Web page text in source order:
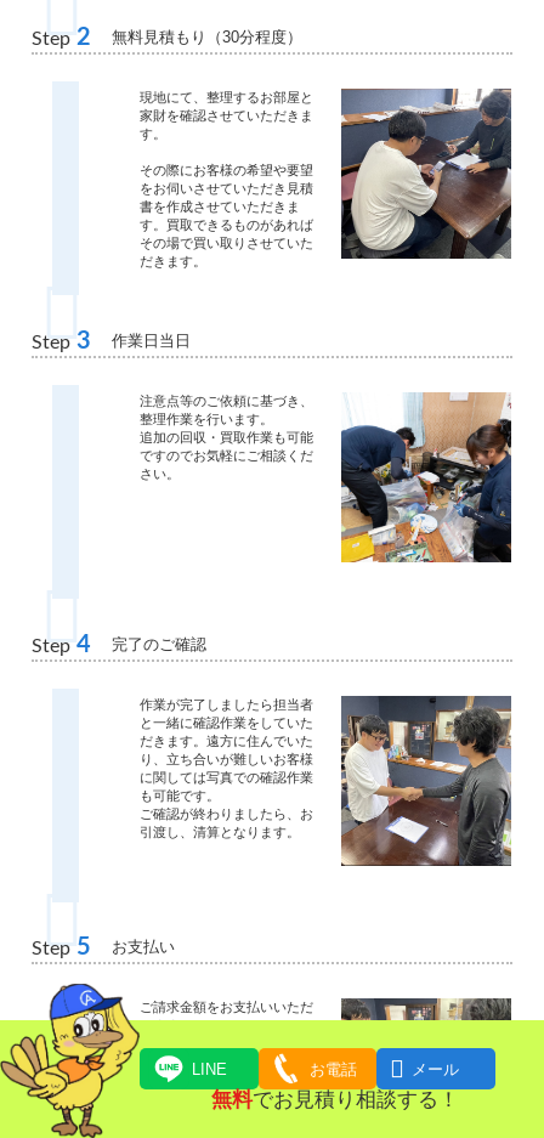
Step 2 無料見積もり（30分程度）
現地にて、整理するお部屋と
家財を確認させていただきま
す。
その際にお客様の希望や要望
をお伺いさせていただき見積
書を作成させていただきま
す。買取できるものがあれば
その場で買い取りさせていた
だきます。
Step 3 作業日当日
注意点等のご依頼に基づき、
整理作業を行います。
追加の回収・買取作業も可能
ですのでお気軽にご相談くだ
さい。
Step 4 完了のご確認
作業が完了しましたら担当者
と一緒に確認作業をしていた
だきます。遠方に住んでいた
り、立ち合いが難しいお客様
に関しては写真での確認作業
も可能です。
ご確認が終わりましたら、お
引渡し、清算となります。
Step 5 お支払い
ご請求金額をお支払いいただ
振込にてお支払いいただけま
す。
作業日当日から買い取り金額
LINE お電話  メール
無料でお見積り相談する！